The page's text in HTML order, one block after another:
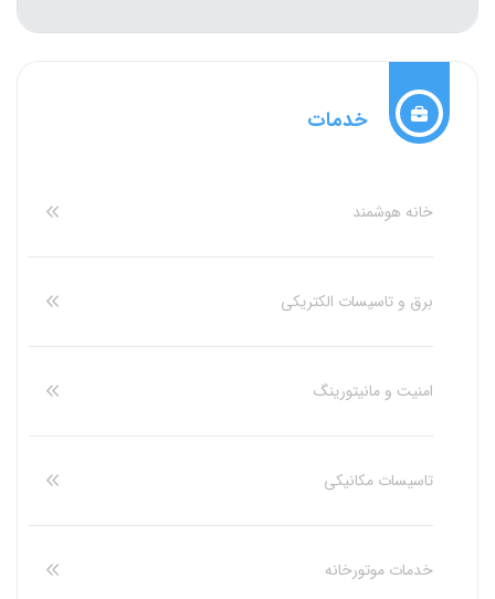
خدمات
خانه هوشمند
برق و تاسیسات الکتریکی
امنیت و مانیتورینگ
تاسیسات مکانیکی
خدمات موتورخانه